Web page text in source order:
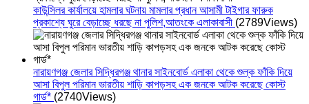
কাউন্সিলর কার্যালয়ে হামলার ঘটনায় মামলার প্রধান আসামী টাইগার ফারুক
প্রকাশ্যে ঘুরে বেড়াচ্ছে ধরছে না পুলিশ,আতংকে এলাকাবাসী (2789Views)
নারায়ণগঞ্জ জেলার সিদ্ধিরগঞ্জ থানার সাইনবোর্ড এলাকা থেকে শুল্ক ফাঁকি দিয়ে
আসা বিপুল পরিমান ভারতীয় শাড়ি কাপড়সহ এক জনকে আটক করেছে কোস্ট
গার্ড* (2740Views)